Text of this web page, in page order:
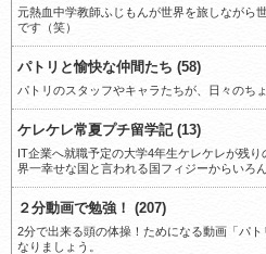
元熱血中学教師ふじもんが世界を旅しながら
です（笑）
パトリと愉快な仲間たち (58)
パトリのスタッフやキャラたちが、日々のち
ケレケレ常夏プチ留学記 (13)
IT企業へ就職予定の大学4年生ケレケレが残
界一幸せな国と言われる国フィジーからいろ
２分動画で勉強！ (207)
2分で出来る頭の体操！ためになる動画「パ
なりましょう。